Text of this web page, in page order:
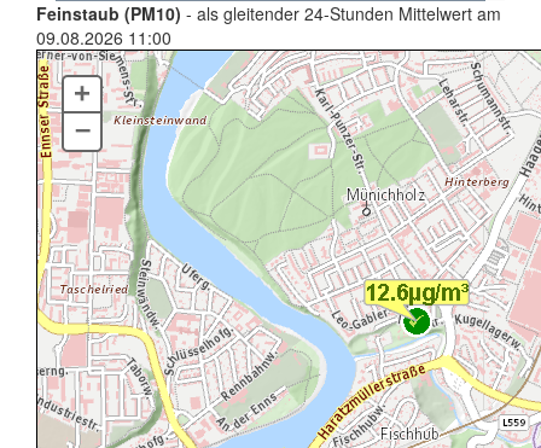
Feinstaub (PM10) - als gleitender 24-Stunden Mittelwert am
09.08.2026 11:00
+
–